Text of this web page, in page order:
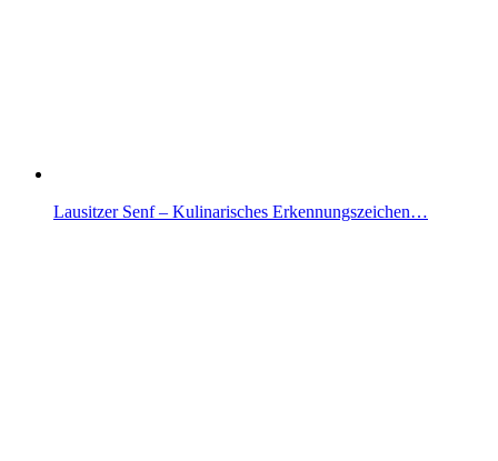
Lausitzer Senf – Kulinarisches Erkennungszeichen…